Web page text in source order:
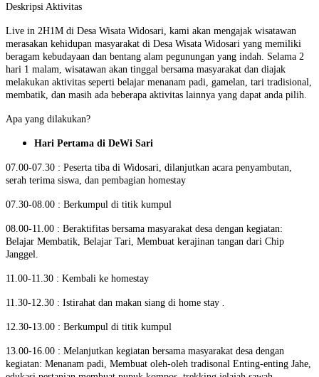
Deskripsi Aktivitas
Live in 2H1M di Desa Wisata Widosari, kami akan mengajak wisatawan
merasakan kehidupan masyarakat di Desa Wisata Widosari yang memiliki
beragam kebudayaan dan bentang alam pegunungan yang indah. Selama 2
hari 1 malam, wisatawan akan tinggal bersama masyarakat dan diajak
melakukan aktivitas seperti belajar menanam padi, gamelan, tari tradisional,
membatik, dan masih ada beberapa aktivitas lainnya yang dapat anda pilih.
Apa yang dilakukan?
Hari Pertama di DeWi Sari
07.00-07.30 : Peserta tiba di Widosari, dilanjutkan acara penyambutan,
serah terima siswa, dan pembagian homestay
07.30-08.00 : Berkumpul di titik kumpul
08.00-11.00 : Beraktifitas bersama masyarakat desa dengan kegiatan:
Belajar Membatik, Belajar Tari, Membuat kerajinan tangan dari Chip
Janggel.
11.00-11.30 : Kembali ke homestay
11.30-12.30 : Istirahat dan makan siang di home stay
12.30-13.00 : Berkumpul di titik kumpul
13.00-16.00 : Melanjutkan kegiatan bersama masyarakat desa dengan
kegiatan: Menanam padi, Membuat oleh-oleh tradisonal Enting-enting Jahe,